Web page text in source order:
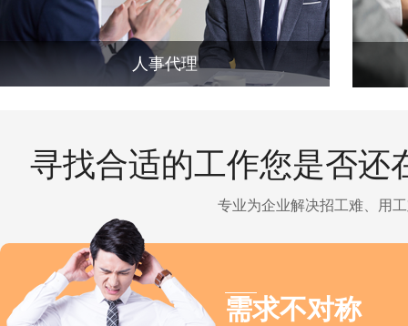
人事代理
寻找合适的工作您是否还
专业为企业解决招工难、用
需求不对称